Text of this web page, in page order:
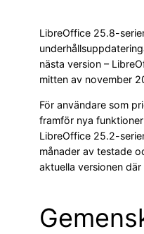
LibreOffice 25.8-
nästa version –
mitten av november
För användare som
framför nya
LibreOffice 25.2-
månader av testade
aktuella versionen